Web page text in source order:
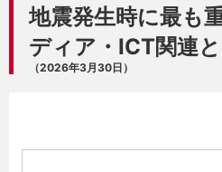
地震発生時に最も
ディア・ICT関連
（2026年3月30日）